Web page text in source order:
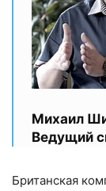
Михаил
Ведущий
Британская